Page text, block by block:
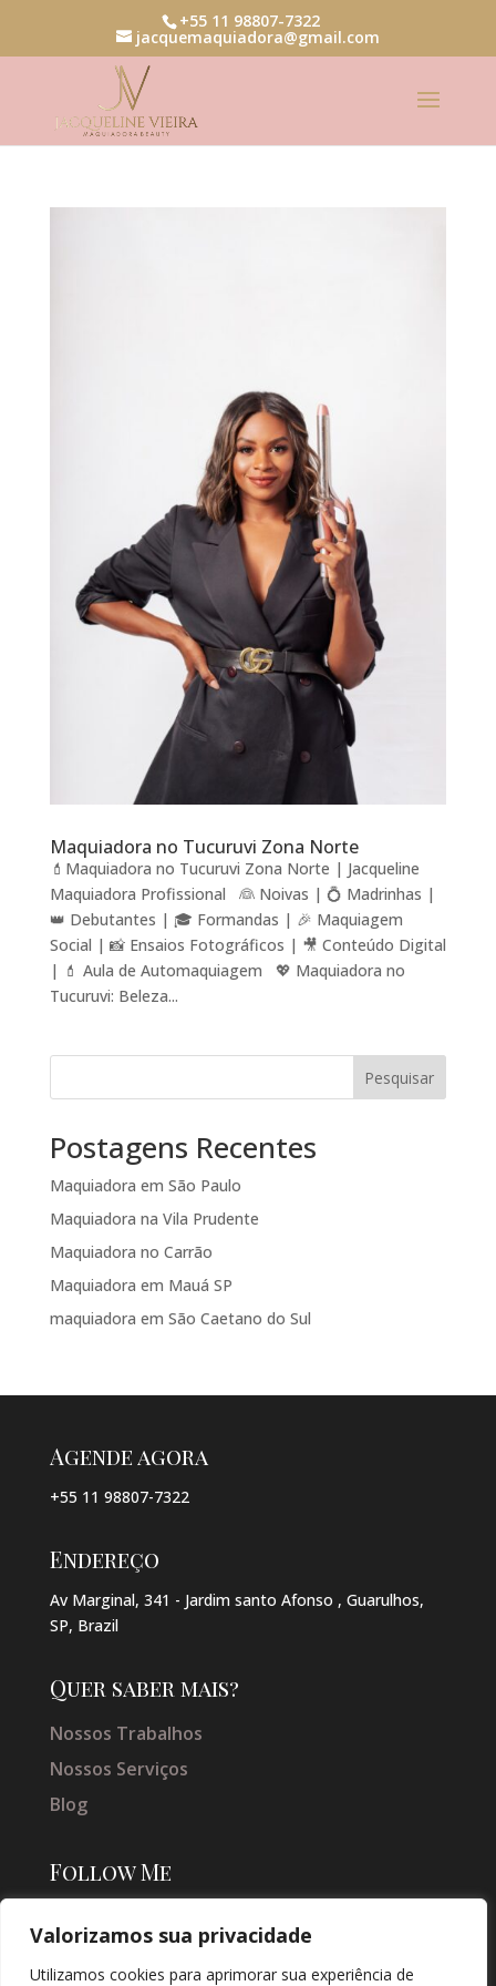
Valorizamos sua privacidade
Utilizamos cookies para aprimorar sua experiência de
+55 11 98807-7322
jacquemaquiadora@gmail.com
Maquiadora no Tucuruvi Zona Norte
💄Maquiadora no Tucuruvi Zona Norte | Jacqueline
Maquiadora Profissional 👰 Noivas | 💍 Madrinhas |
👑 Debutantes | 🎓 Formandas | 🎉 Maquiagem
Social | 📸 Ensaios Fotográficos | 🎥 Conteúdo Digital
| 💄 Aula de Automaquiagem 💖 Maquiadora no
Tucuruvi: Beleza...
Pesquisar
Postagens Recentes
Maquiadora em São Paulo
Maquiadora na Vila Prudente
Maquiadora no Carrão
Maquiadora em Mauá SP
maquiadora em São Caetano do Sul
Agende agora
+55 11 98807-7322
Endereço
Av Marginal, 341 - Jardim santo Afonso , Guarulhos,
SP, Brazil
Quer saber mais?
Nossos Trabalhos
Nossos Serviços
Blog
Follow Me